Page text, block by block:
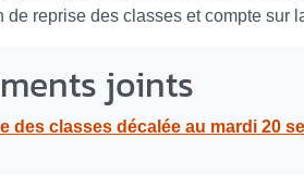
de reprise des classes et compte sur
joints
des classes décalée au mardi 20